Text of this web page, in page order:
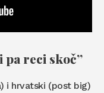
reci skoč”
i hrvatski (post big)